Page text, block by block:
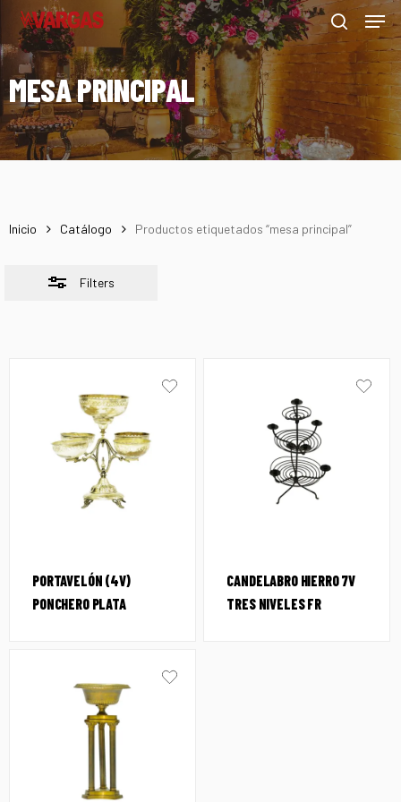
Skip
main
content
search
Menu
MESA PRINCIPAL
Inicio Catálogo Productos etiquetados “mesa principal”
Filters
Close
Filters
PORTAVELÓN (4V)
PONCHERO PLATA
CANDELABRO HIERRO 7V
TRES NIVELES FR
Menu